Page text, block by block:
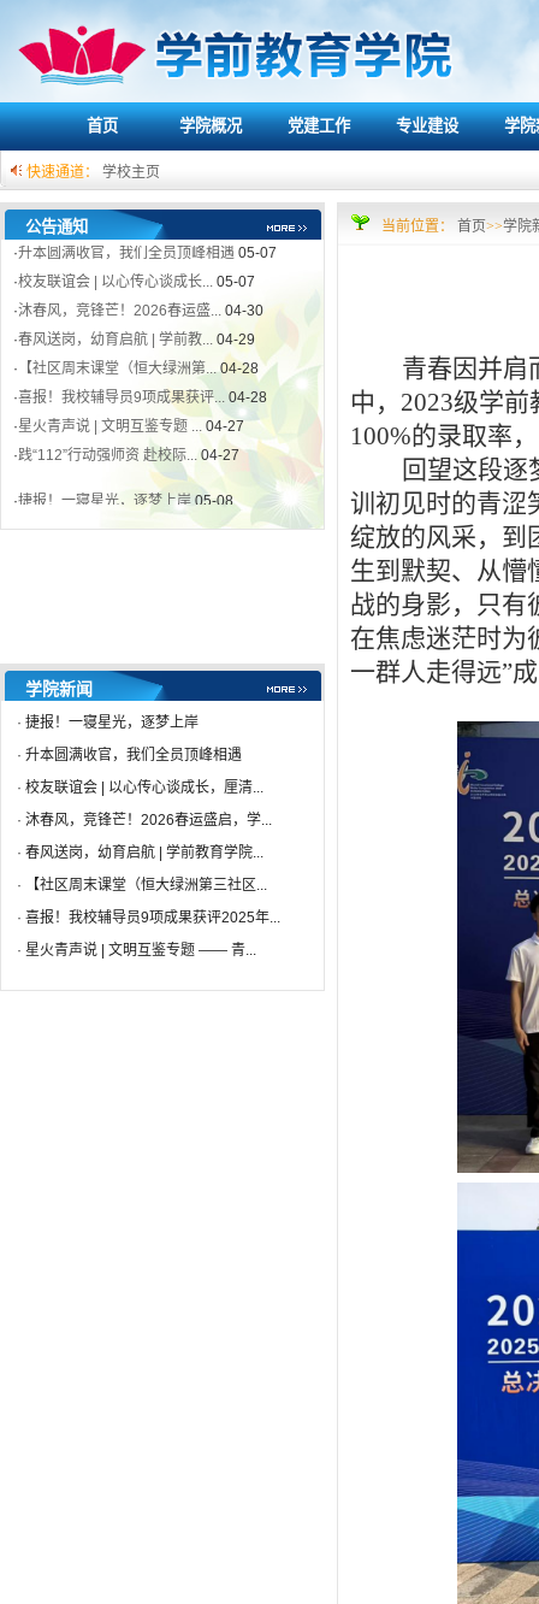
首页 学院概况 党建工作 专业建设 学院
快速通道： 学校主页
公告通知
·捷报！一寝星光，逐梦上岸 05-08
升本圆满收官，我们全员顶峰相遇
05-07
·校友联谊会 | 以心传心谈成长... 05-07
·沐春风，竞锋芒！2026春运盛... 04-30
·春风送岗，幼育启航 | 学前教...
04-29
·【社区周末课堂（恒大绿洲第...
04-28
· 喜报！我校辅导员9项成果获评... 04-28
·星火青声说 | 文明互鉴专题 ... 04-27
·践“112”行动强师资 赴校际... 04-27
捷报！一寝星光，逐梦上岸
05-08
·升本圆满收官，我们全员顶峰相遇
·校友联谊会 | 以心传心谈成长... 05-07
·星火青声说 | 文明互鉴专题 ... 04-27
·践“112”行动强师资 赴校际... 04-27
学院新闻
· 捷报！一寝星光，逐梦上岸
· 升本圆满收官，我们全员顶峰相遇
· 校友联谊会 | 以心传心谈成长，厘清...
· 沐春风，竞锋芒！2026春运盛启，学...
· 春风送岗，幼育启航 | 学前教育学院...
·
【社区周末课堂（恒大绿洲第三社区...
· 喜报！我校辅导员9项成果获评2025年...
· 星火青声说 | 文明互鉴专题 —— 青...
当前位置： 首页>>学院
青春因并肩
中，2023级学
100%的录取率
回望这段逐
训初见时的青涩
绽放的风采，到
生到默契、从懵
战的身影，只有
在焦虑迷茫时为
一群人走得远”